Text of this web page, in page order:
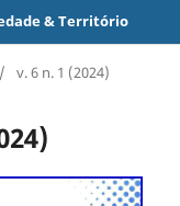
& Território
/ v. 6 n. 1 (2024)